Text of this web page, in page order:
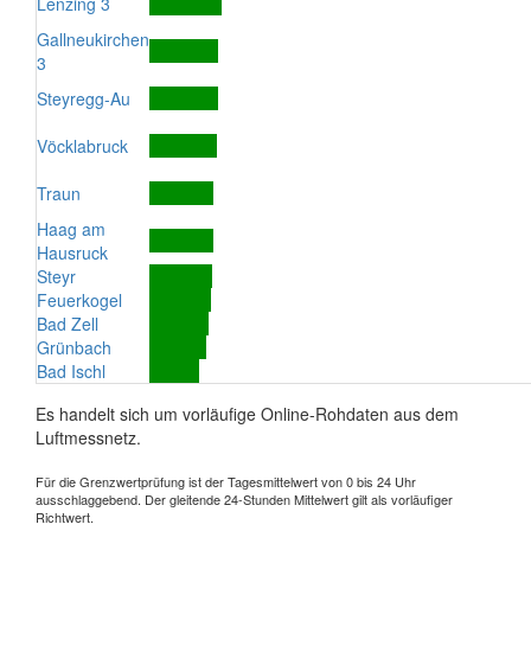
Gallneukirchen
3
Steyregg-Au
Vöcklabruck
Traun
Haag am
Hausruck
Steyr
Feuerkogel
Bad Zell
Grünbach
Bad Ischl
Es handelt sich um vorläufige Online-Rohdaten aus dem
Luftmessnetz.
Für die Grenzwertprüfung ist der Tagesmittelwert von 0 bis 24 Uhr
ausschlaggebend. Der gleitende 24-Stunden Mittelwert gilt als vorläufiger
Richtwert.